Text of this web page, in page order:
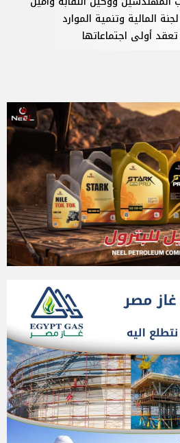
المالية وتنمية الموارد
تعقد أولى اجتماعاتها